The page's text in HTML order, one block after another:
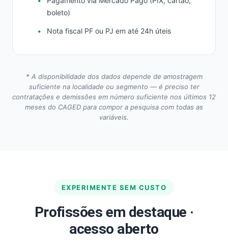
boleto)
Nota fiscal PF ou PJ em até 24h úteis
* A disponibilidade dos dados depende de amostragem
suficiente na localidade ou segmento — é preciso ter
contratações e demissões em número suficiente nos últimos 12
meses do CAGED para compor a pesquisa com todas as
variáveis.
EXPERIMENTE SEM CUSTO
Profissões em destaque ·
acesso aberto